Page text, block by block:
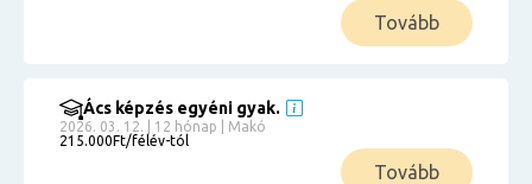
Tovább
Ács képzés egyéni gyak.
2026. 03. 12. | 12 hónap | Makó
215.000Ft/félév-tól
Tovább